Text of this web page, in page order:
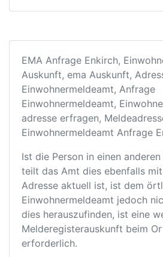
EMA Anfrage Enkirch,
Auskunft, ema Auskunft,
Einwohnermeldeamt, Anfrage
Einwohnermeldeamt,
adresse erfragen,
Einwohnermeldeamt Anfrage
Ist die Person in einen
teilt das Amt dies ebenfalls
Adresse aktuell ist, ist dem
Einwohnermeldeamt jedoch
dies herauszufinden, ist eine
Melderegisterauskunft beim
erforderlich.